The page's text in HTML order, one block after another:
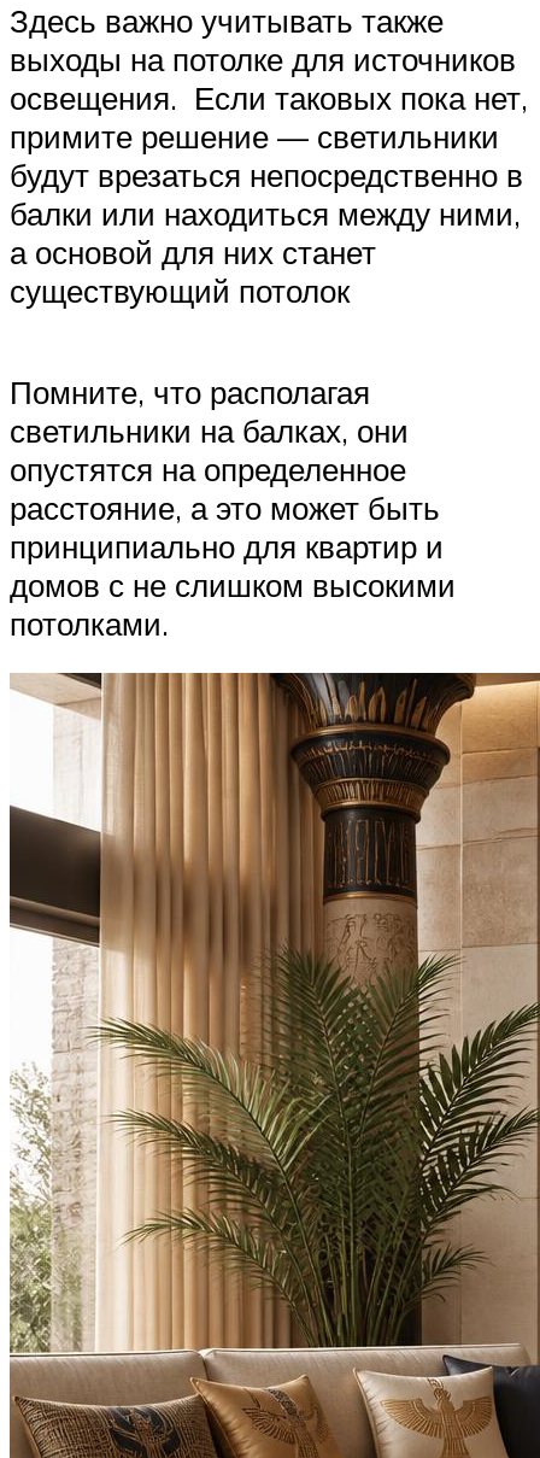
Здесь важно учитывать также
выходы на потолке для источников
освещения. Если таковых пока нет,
примите решение — светильники
будут врезаться непосредственно в
балки или находиться между ними,
а основой для них станет
существующий потолок
Помните, что располагая
светильники на балках, они
опустятся на определенное
расстояние, а это может быть
принципиально для квартир и
домов с не слишком высокими
потолками.